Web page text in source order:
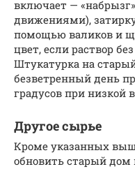
включает —
движениями),
помощью валиков и
цвет, если раствор
Штукатурка на
безветренный день
градусов при низкой
Другое сырье
Кроме указанных
обновить старый дом